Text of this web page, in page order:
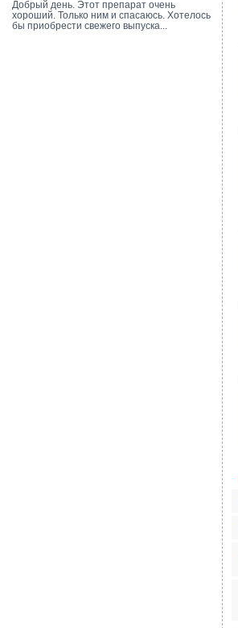
Добрый день. Этот препарат очень
хороший. Только ним и спасаюсь. Хотелось
бы приобрести свежего выпуска...